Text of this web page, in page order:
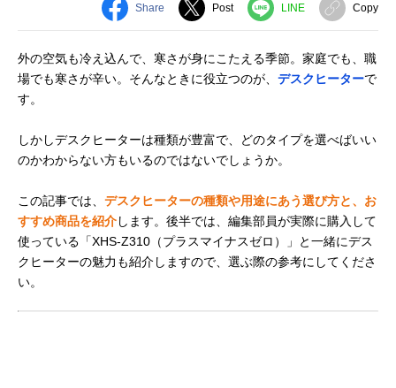
Share Post LINE Copy
外の空気も冷え込んで、寒さが身にこたえる季節。家庭でも、職
場でも寒さが辛い。そんなときに役立つのが、 デスクヒーターで
す。
しかしデスクヒーターは種類が豊富で、どのタイプを選べばいい
のかわからない方もいるのではないでしょうか。
この記事では、 デスクヒーターの種類や用途にあう選び方と、お
すすめ商品を紹介します。後半では、編集部員が実際に購入して
使っている「XHS-Z310（プラスマイナスゼロ）」と一緒にデス
クヒーターの魅力も紹介しますので、選ぶ際の参考にしてくださ
い。